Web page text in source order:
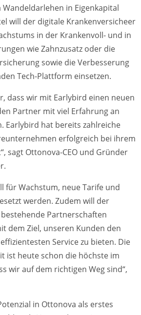
in Eigenkapital
will der digitale Krankenversicheer
in der Krankenvoll- und in
wie Zahnzusatz oder die
sowie die Verbesserung
Tech-Plattform einsetzen.
dass wir mit Earlybird einen neuen
Partner mit viel Erfahrung an
Earlybird hat bereits zahlreiche
erfolgreich bei ihrem
sagt Ottonova-CEO und Gründer
für Wachstum, neue Tarife und
werden. Zudem will der
Partnerschaften
dem Ziel, unseren Kunden den
Service zu bieten. Die
ist heute schon die höchste im
wir auf dem richtigen Weg sind“,
in Ottonova als erstes